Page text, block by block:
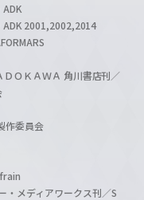
2001,2002,2014
ＯＫＡＷＡ 角川書店刊／
作委員会
メディアワークス刊／S